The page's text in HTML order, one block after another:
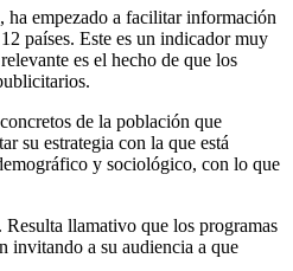
empezado a facilitar información
países. Este es un indicador muy
es el hecho de que los
de la población que
su estrategia con la que está
y sociológico, con lo que
. Resulta llamativo que los programas
invitando a su audiencia a que